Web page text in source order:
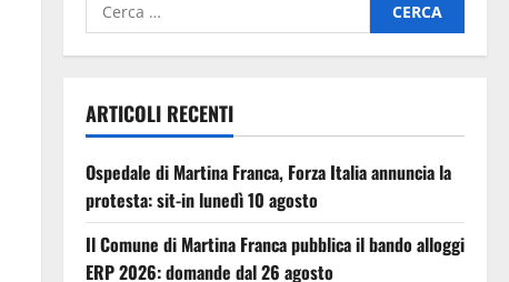
ARTICOLI RECENTI
Ospedale di Martina Franca, Forza Italia annuncia la
protesta: sit-in lunedì 10 agosto
Il Comune di Martina Franca pubblica il bando alloggi
ERP 2026: domande dal 26 agosto